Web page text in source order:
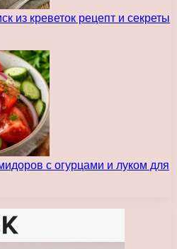
из креветок рецепт и секреты
с огурцами и луком для